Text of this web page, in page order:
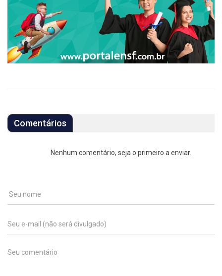
Comentários
Nenhum comentário, seja o primeiro a enviar.